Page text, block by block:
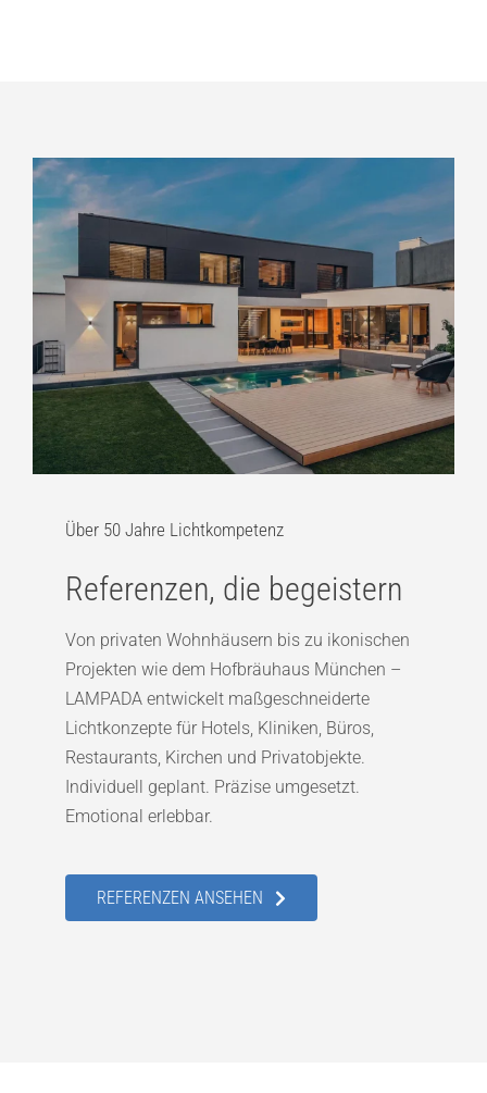
Über 50 Jahre Lichtkompetenz
Referenzen, die begeistern
Von privaten Wohnhäusern bis zu ikonischen
Projekten wie dem Hofbräuhaus München –
LAMPADA entwickelt maßgeschneiderte
Lichtkonzepte für Hotels, Kliniken, Büros,
Restaurants, Kirchen und Privatobjekte.
Individuell geplant. Präzise umgesetzt.
Emotional erlebbar.
REFERENZEN ANSEHEN